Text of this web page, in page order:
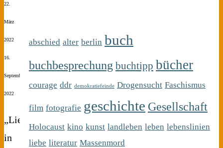
22.
März
2022
16.
September
2022
„Liebe
in
abschied alter berlin buch
buchbesprechung buchtipp bücher
courage ddr demokratiefeinde Drogensucht Faschismus
film fotografie geschichte Gesellschaft
Holocaust kino kunst landleben leben lebenslinien
liebe literatur Massenmord